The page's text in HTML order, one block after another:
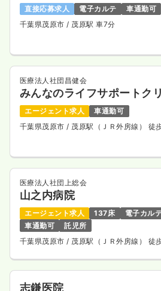
直接応募求人 電子カルテ
車通勤可
千葉県茂原市/ 茂原駅 車7分
医療法人社団昌健会
みんなのライフサポートク
エージェント求人
車通勤可
千葉県茂原市/ 茂原駅（ＪＲ外房線） 徒
医療法人社団上総会
山之内病院
エージェント求人 137床
電子カル
車通勤可
託児所
千葉県茂原市 / 茂原駅（ＪＲ外房線） 徒
志鎌医院